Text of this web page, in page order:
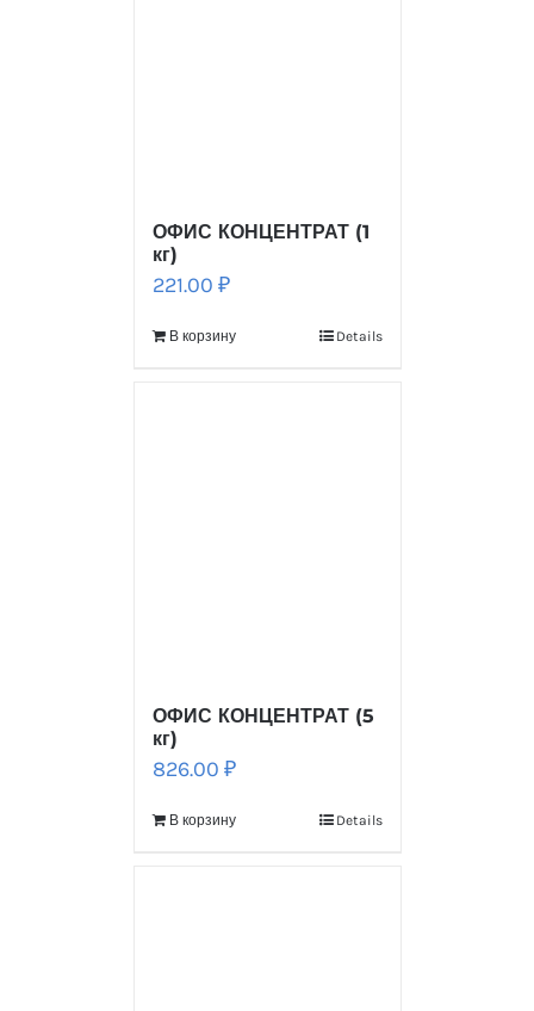
ОФИС КОНЦЕНТРАТ (1
кг)
221.00 ₽
В корзину Details
ОФИС КОНЦЕНТРАТ (5
кг)
826.00 ₽
В корзину Details